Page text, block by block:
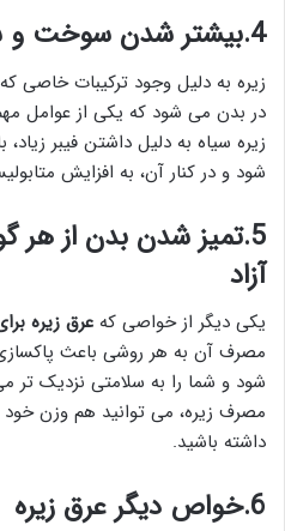
4.بیشتر شدن سوخت و ساز در بدن
زیره به دلیل وجود ترکیبات خاصی
در بدن می شود که یکی از عوامل
زیره سیاه به دلیل داشتن فیبر
شود و در کنار آن، به افزایش
5.تمیز شدن بدن از هر
آزاد
یکی دیگر از خواصی که عرق زیره
مصرف آن به هر روشی باعث
شود و شما را به سلامتی نزدیک تر
مصرف زیره، می توانید هم وزن
داشته باشید.
6.خواص دیگر عرق زیره